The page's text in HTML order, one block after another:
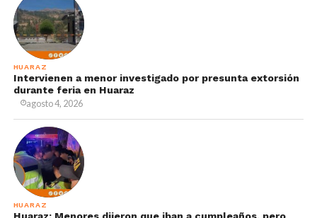
HUARAZ
Intervienen a menor investigado por presunta extorsión
durante feria en Huaraz
agosto 4, 2026
HUARAZ